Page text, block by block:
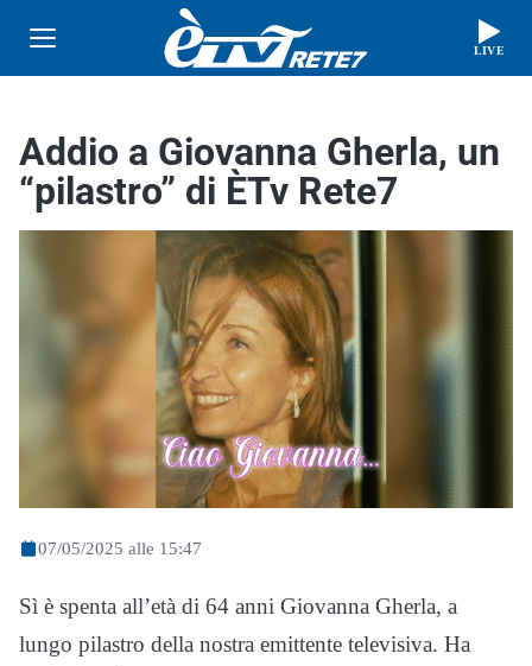
LIVE
Addio a Giovanna Gherla, un
“pilastro” di ÈTv Rete7
07/05/2025 alle 15:47
Sì è spenta all’età di 64 anni Giovanna Gherla, a
lungo pilastro della nostra emittente televisiva. Ha